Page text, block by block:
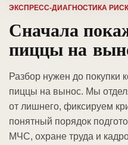
ЭКСПРЕСС-ДИАГНОСТИКА
Сначала
пиццы на
Разбор нужен до покупки
пиццы на вынос. Мы
от лишнего, фиксируем
понятный порядок
МЧС, охране труда и